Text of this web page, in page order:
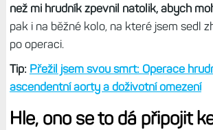
než mi hrudník zpevnil natolik, abych
pak i na běžné kolo, na které jsem sedl
po operaci.
Tip: Přežil jsem svou smrt: Operace
ascendentní aorty a doživotní omezení
Hle, ono se to dá připojit